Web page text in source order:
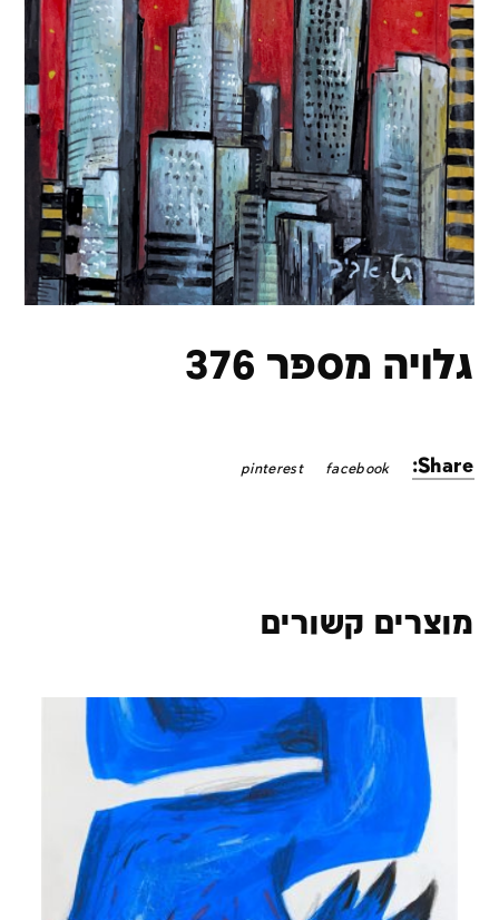
גלויה מספר 376
Share:
facebook
pinterest
מוצרים קשורים